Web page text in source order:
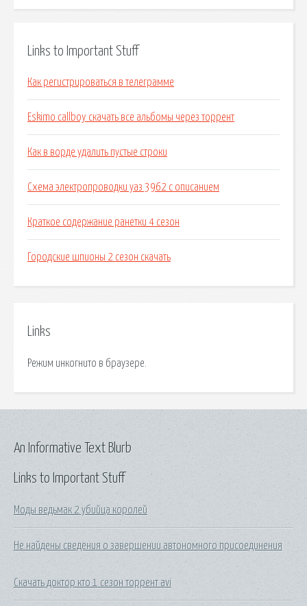
Links to Important Stuff
Как регистрироваться в телеграмме
Eskimo callboy скачать все альбомы через торрент
Как в ворде удалить пустые строки
Схема электропроводки уаз 3962 с описанием
Краткое содержание ранетки 4 сезон
Городские шпионы 2 сезон скачать
Links
Режим инкогнито в браузере.
Links to Important Stuff
Моды ведьмак 2 убийца королей
Не найдены сведения о завершении автономного присоединения
Скачать доктор кто 1 сезон торрент avi
An Informative Text Blurb